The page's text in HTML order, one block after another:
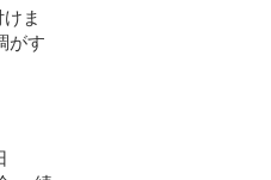
ま
がす